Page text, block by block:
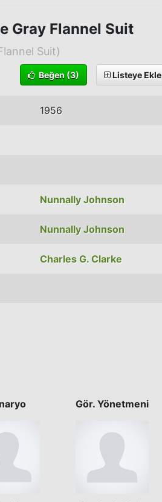
Gray Flannel Suit
Suit)
Beğen (3) Listeye Ekle
1956
Nunnally Johnson
Nunnally Johnson
Charles G. Clarke
Gör. Yönetmeni